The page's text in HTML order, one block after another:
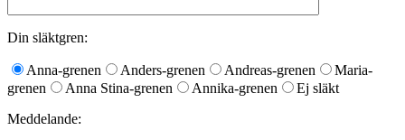
Din släktgren:
Anna-grenen Anders-grenen Andreas-grenen
Maria-
grenen
Anna Stina-grenen Annika-grenen
Ej släkt
Meddelande: